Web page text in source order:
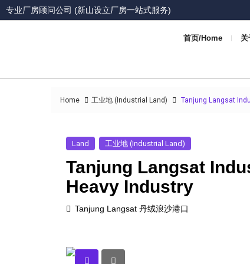
专业厂房顾问公司 (新山设立厂房一站式服务)
首页/Home
Home 工业地 (Industrial Land) Tanjung Langsat
Land 工业地 (Industrial Land)
Tanjung Langsat
Heavy Industry
Tanjung Langsat 丹绒浪沙港口